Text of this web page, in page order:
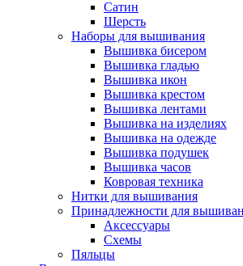
Сатин
Шерсть
Наборы для вышивания
Вышивка бисером
Вышивка гладью
Вышивка икон
Вышивка крестом
Вышивка лентами
Вышивка на изделиях
Вышивка на одежде
Вышивка подушек
Вышивка часов
Ковровая техника
Нитки для вышивания
Принадлежности для
Аксессуары
Схемы
Пяльцы